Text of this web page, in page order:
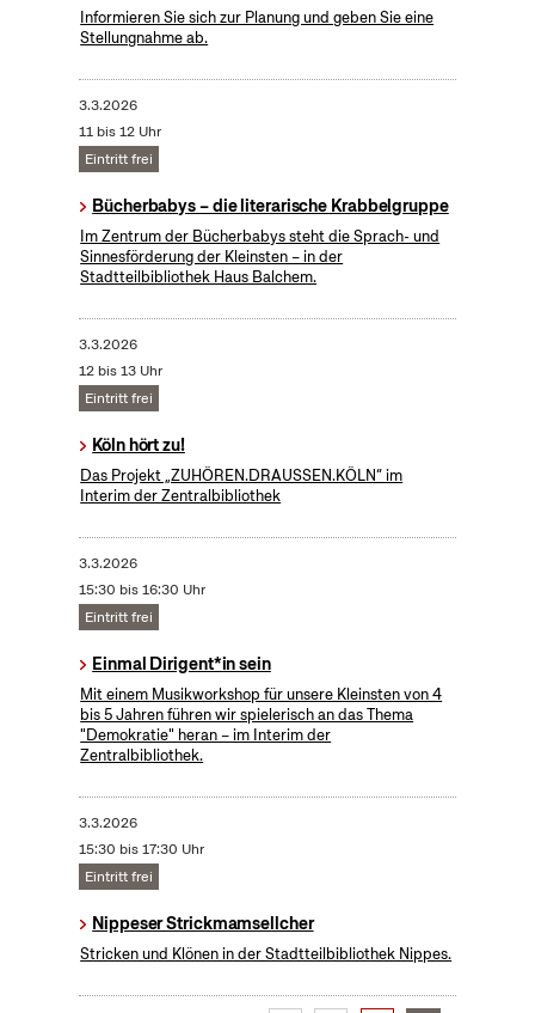
Informieren Sie sich zur Planung und geben Sie eine
Stellungnahme ab.
3.3.2026
11 bis 12 Uhr
Eintritt frei
Bücherbabys – die literarische Krabbelgruppe
Im Zentrum der Bücherbabys steht die Sprach- und
Sinnesförderung der Kleinsten – in der
Stadtteilbibliothek Haus Balchem.
3.3.2026
12 bis 13 Uhr
Eintritt frei
Köln hört zu!
Das Projekt „ZUHÖREN.DRAUSSEN.KÖLN“ im
Interim der Zentralbibliothek
3.3.2026
15:30 bis 16:30 Uhr
Eintritt frei
Einmal Dirigent*in sein
Mit einem Musikworkshop für unsere Kleinsten von 4
bis 5 Jahren führen wir spielerisch an das Thema
"Demokratie" heran – im Interim der
Zentralbibliothek.
3.3.2026
15:30 bis 17:30 Uhr
Eintritt frei
Nippeser Strickmamsellcher
Stricken und Klönen in der Stadtteilbibliothek Nippes.